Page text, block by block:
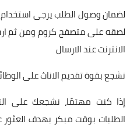
لضمان وصول الطلب يرجى استخدام
لصقه على متصفح كروم ومن ثم
الانترنت عند الارسال
نشجع بقوة تقديم الاناث على
إذا كنت مهتمًا، نشجعك على
الطلبات بوقت مبكر بهدف